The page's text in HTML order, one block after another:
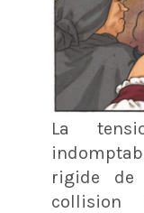
La
rigide de
collision